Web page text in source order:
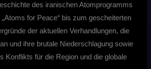
des iranischen Atomprogramms
for Peace“ bis zum gescheiterten
der aktuellen Verhandlungen, die
und ihre brutale Niederschlagung sowie
Konflikts für die Region und die globale